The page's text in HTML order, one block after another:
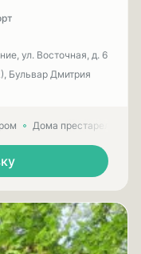
ул. Восточная, д. 6
Бульвар Дмитрия
Дома престарелых